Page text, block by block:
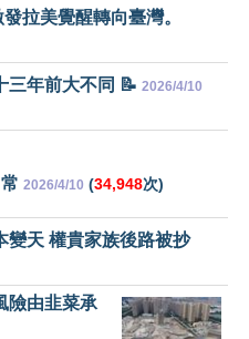
拉美覺醒轉向臺灣。
三年前大不同 📝 2026/4/10
2026/4/10 (34,948次)
變天 權貴家族後路被抄
險由韭菜承